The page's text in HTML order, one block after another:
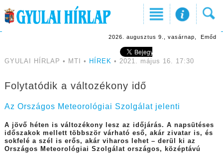
2026. augusztus 9., vasárnap, Emőd
GYULAI HÍRLAP • MTI • HÍREK • 2021. május 16. 17:30
Folytatódik a változékony idő
Az Országos Meteorológiai Szolgálat jelenti
A jövő héten is változékony lesz az időjárás. A napsütéses
időszakok mellett többször várható eső, akár zivatar is, és
sokfelé a szél is erős, akár viharos lehet – derül ki az
Országos Meteorológiai Szolgálat országos, középtávú